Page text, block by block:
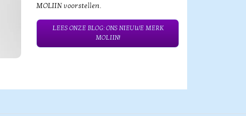
MOLIIN voorstellen.
LEES ONZE BLOG: ONS NIEUWE MERK
MOLIIN!